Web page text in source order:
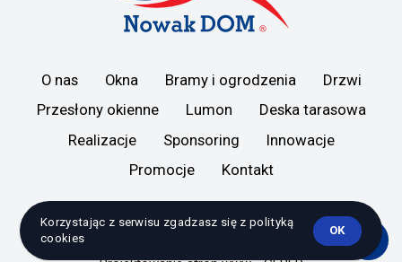
O nas Okna Bramy i ogrodzenia
Drzwi
Przesłony okienne
Lumon
Deska tarasowa
Realizacje
Sponsoring
Innowacje
Promocje
Kontakt
Korzystając z serwisu zgadzasz się z polityką
cookies
OK